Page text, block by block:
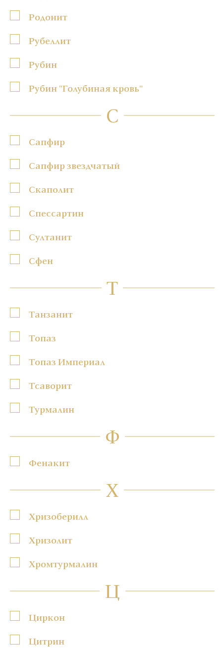
Родонит
Рубеллит
Рубин
Рубин "Голубиная кровь"
С
Сапфир
Сапфир звездчатый
Скаполит
Спессартин
Султанит
Сфен
Т
Танзанит
Топаз
Топаз Империал
Тсаворит
Турмалин
Ф
Фенакит
Х
Хризоберилл
Хризолит
Хромтурмалин
Ц
Циркон
Цитрин